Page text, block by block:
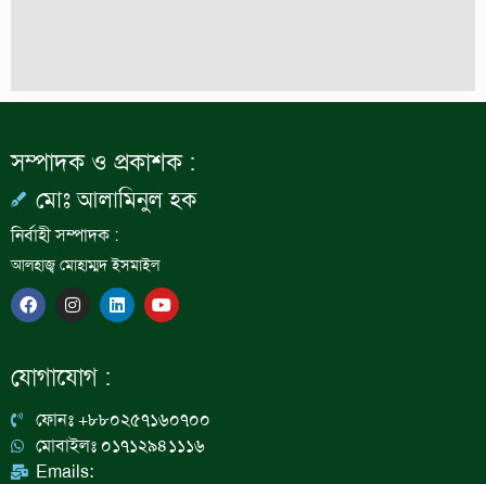
সম্পাদক ও প্রকাশক :
মোঃ আলামিনুল হক
নির্বাহী সম্পাদক :
আলহাজ্ব মোহাম্মদ ইসমাইল
F
a
c
b
o
I
n
s
a
g
a
m
L
i
n
n
Y
o
u
যোগাযোগ :
ফোনঃ +৮৮০২৫৭১৬০৭০০
মোবাইলঃ ০১৭১২৯৪১১১৬
Emails: